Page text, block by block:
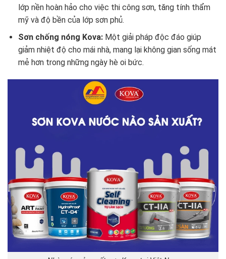
lớp nền hoàn hảo cho việc thi công sơn, tăng tính thẩm
mỹ và độ bền của lớp sơn phủ.
Sơn chống nóng Kova:Một giải pháp độc đáo giúp
giảm nhiệt độ cho mái nhà, mang lại không gian sống mát
mẻ hơn trong những ngày hè oi bức.